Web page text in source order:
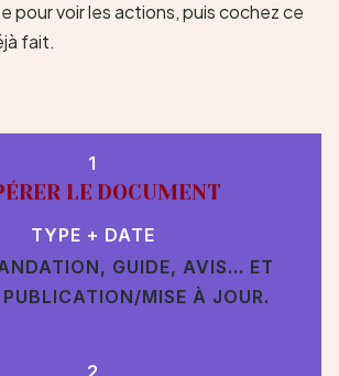
pour voir les actions, puis cochez ce
fait.
1
LE DOCUMENT
TYPE + DATE
GUIDE, AVIS… ET
PUBLICATION/MISE À JOUR.
2